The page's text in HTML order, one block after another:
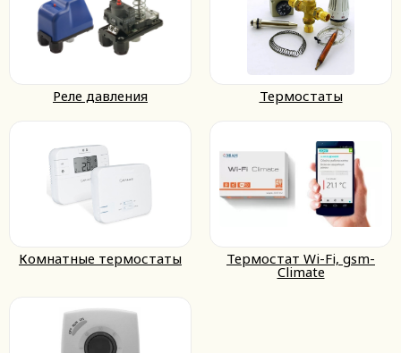
Реле давления Термостаты
Комнатные термостаты Термостат Wi-Fi, gsm-
Climatе